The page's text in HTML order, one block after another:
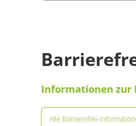
Informationen zur
Alle Barrierefrei-